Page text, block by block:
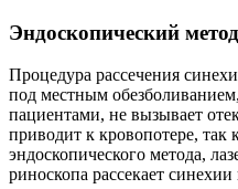
Эндоскопический
Процедура рассечения
под местным
пациентами, не вызывает
приводит к кровопотере, так
эндоскопического метода,
риноскопа рассекает